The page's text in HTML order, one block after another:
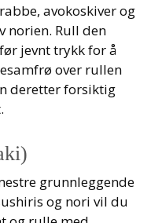
avokoskiver og
norien. Rull den
jevnt trykk for å
over rullen
deretter forsiktig
grunnleggende
og nori vil du